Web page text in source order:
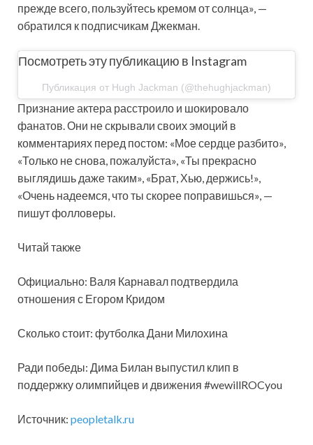
прежде всего, пользуйтесь кремом от солнца», —
обратился к подписчикам Джекман.
Посмотреть эту публикацию в Instagram
Публикация от Hugh Jackman (@thehughjackman)
Признание актера расстроило и шокировало
фанатов. Они не скрывали своих эмоций в
комментариях перед постом: «Мое сердце разбито»,
«Только не снова, пожалуйста», «Ты прекрасно
выглядишь даже таким», «Брат, Хью, держись!»,
«Очень надеемся, что ты скорее поправишься», —
пишут фолловеры.
Читай также
Официально: Валя Карнавал подтвердила
отношения с Егором Кридом
Сколько стоит: футболка Дани Милохина
Ради победы: Дима Билан выпустил клип в
поддержку олимпийцев и движения #wewillROCyou
Источник: peopletalk.ru